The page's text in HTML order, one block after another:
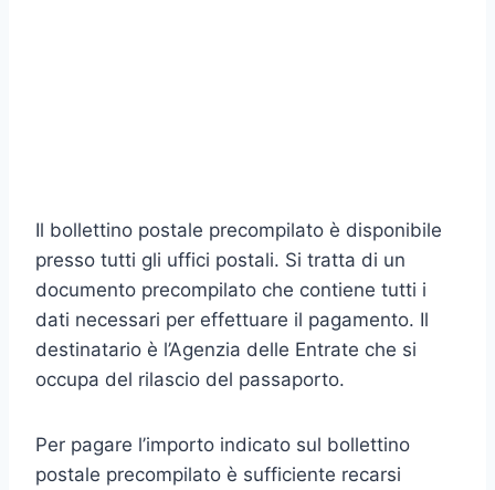
Il bollettino postale precompilato è disponibile
presso tutti gli uffici postali. Si tratta di un
documento precompilato che contiene tutti i
dati necessari per effettuare il pagamento. Il
destinatario è l’Agenzia delle Entrate che si
occupa del rilascio del passaporto.
Per pagare l’importo indicato sul bollettino
postale precompilato è sufficiente recarsi